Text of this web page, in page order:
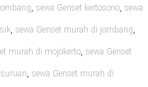
, sewa Genset kertosono, sewa
, sewa Genset murah di jombang,
murah di mojokerto, sewa Genset
, sewa Genset murah di